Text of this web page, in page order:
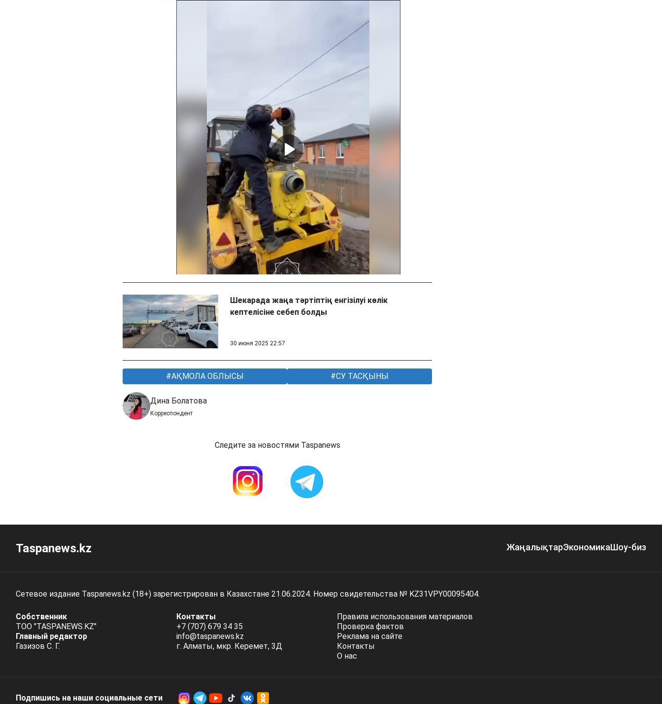
Шекарада жаңа тәртіптің енгізілуі көлік
кептелісіне себеп болды
30 июня 2025 22:57
АҚМОЛА ОБЛЫСЫ СУ ТАСҚЫНЫ
Дина Болатова
Корреспондент
Следите за новостями Taspanews
Taspanews.kz ЖаңалықтарЭкономикаШоу-биз
Сетевое издание Taspanews.kz (18+) зарегистрирован в Казахстане 21.06.2024. Номер свидетельства № KZ31VPY00095404.
Собственник
ТОО "TASPANEWS.KZ"
Главный редактор
Газизов С. Г.
Контакты
+7 (707) 679 34 35
info@taspanews.kz
г. Алматы, мкр. Керемет, 3Д
Правила использования материалов
Проверка фактов
Реклама на сайте
Контакты
О нас
Подпишись на наши социальные cети